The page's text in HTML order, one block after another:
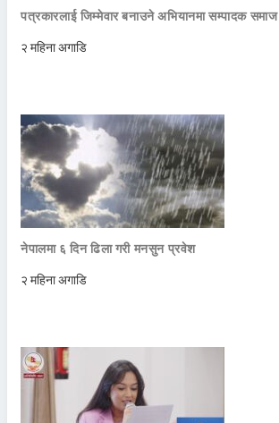
पत्रकारलाई जिम्मेवार बनाउने अभियानमा सम्पादक समाज
२ महिना अगाडि
नेपालमा ६ दिन ढिला गरी मनसुन प्रवेश
२ महिना अगाडि